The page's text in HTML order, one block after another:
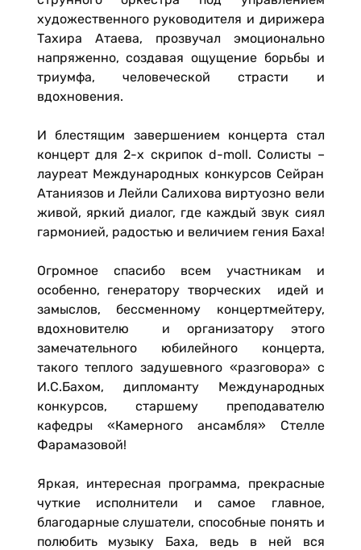
художественного руководителя и дирижера
Тахира Атаева, прозвучал эмоционально
напряженно, создавая ощущение борьбы и
триумфа, человеческой страсти и
вдохновения.
И блестящим завершением концерта стал
концерт для 2-х скрипок d-moll. Солисты –
лауреат Международных конкурсов Сейран
Атаниязов и Лейли Салихова виртуозно вели
живой, яркий диалог, где каждый звук сиял
гармонией, радостью и величием гения Баха!
Огромное спасибо всем участникам и
особенно, генератору творческих идей и
замыслов, бессменному концертмейтеру,
вдохновителю и организатору этого
замечательного юбилейного концерта,
такого теплого задушевного «разговора» с
И.С.Бахом, дипломанту Международных
конкурсов, старшему преподавателю
кафедры «Камерного ансамбля» Стелле
Фарамазовой!
Яркая, интересная программа, прекрасные
чуткие исполнители и самое главное,
благодарные слушатели, способные понять и
полюбить музыку Баха, ведь в ней вся